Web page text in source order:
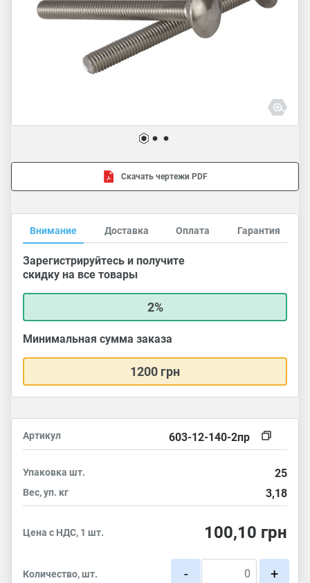
Скачать чертежи PDF
Внимание Доставка Оплата Гарантия
Зарегистрируйтесь и получите
скидку на все товары
2%
Минимальная сумма заказа
1200 грн
Артикул 603-12-140-2пр
Упаковка шт. 25
Вес, уп. кг 3,18
Цена с НДС, 1 шт. 100,10 грн
Количество, шт. - +